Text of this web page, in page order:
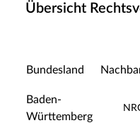
Übersicht
Bundesland
Baden-
Württemberg